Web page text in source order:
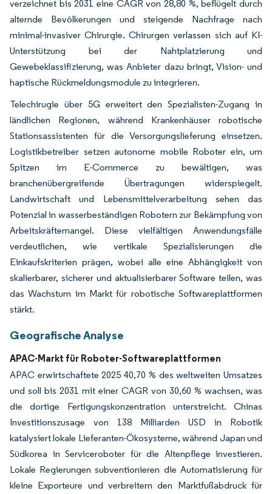
verzeichnet bis 2031 eine CAGR von 28,80 %, beflügelt durch
alternde Bevölkerungen und steigende Nachfrage nach
minimal-invasiver Chirurgie. Chirurgen verlassen sich auf KI-
Unterstützung bei der Nahtplatzierung und
Gewebeklassifizierung, was Anbieter dazu bringt, Vision- und
haptische Rückmeldungsmodule zu integrieren.
Telechirugie über 5G erweitert den Spezialisten-Zugang in
ländlichen Regionen, während Krankenhäuser robotische
Stationsassistenten für die Versorgungslieferung einsetzen.
Logistikbetreiber setzen autonome mobile Roboter ein, um
Spitzen im E-Commerce zu bewältigen, was
branchenübergreifende Übertragungen widerspiegelt.
Landwirtschaft und Lebensmittelverarbeitung sehen das
Potenzial in wasserbeständigen Robotern zur Bekämpfung von
Arbeitskräftemangel. Diese vielfältigen Anwendungsfälle
verdeutlichen, wie vertikale Spezialisierungen die
Einkaufskriterien prägen, wobei alle eine Abhängigkeit von
skalierbarer, sicherer und aktualisierbarer Software teilen, was
das Wachstum im Markt für robotische Softwareplattformen
stärkt.
Geografische Analyse
APAC-Markt für Roboter-Softwareplattformen
APAC erwirtschaftete 2025 40,70 % des weltweiten Umsatzes
und soll bis 2031 mit einer CAGR von 30,60 % wachsen, was
die dortige Fertigungskonzentration unterstreicht. Chinas
Investitionszusage von 138 Milliarden USD in Robotik
katalysiert lokale Lieferanten-Ökosysteme, während Japan und
Südkorea in Serviceroboter für die Altenpflege investieren.
Lokale Regierungen subventionieren die Automatisierung für
kleine Exporteure und verbreitern den Marktfußabdruck für